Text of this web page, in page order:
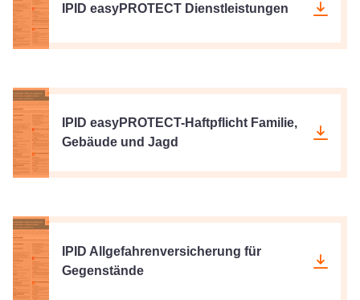
IPID easyPROTECT Dienstleistungen
IPID easyPROTECT-Haftpflicht Familie,
Gebäude und Jagd
IPID Allgefahrenversicherung für
Gegenstände